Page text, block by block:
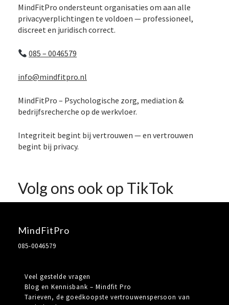
MindFitPro ondersteunt organisaties om aan alle
privacyverplichtingen te voldoen — professioneel,
discreet en juridisch correct.
085 – 0046579
info@mindfitpro.nl
MindFitPro – Psychologische zorg, mediation &
bedrijfsrecherche op de werkvloer.
Integriteit begint bij vertrouwen — en vertrouwen
begint bij privacy.
Volg ons ook op TikTok
MindFitPro
085-0046579
Veel gestelde vragen
Blog en Kennisbank – Mindfit Pro
Tarieven, de goedkoopste vertrouwenspersoon van